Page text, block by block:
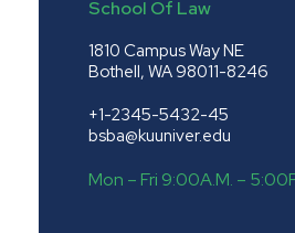
School Of Law
1810 Campus Way NE
Bothell, WA 98011-8246
+1-2345-5432-45
bsba@kuuniver.edu
Mon – Fri 9:00A.M. –